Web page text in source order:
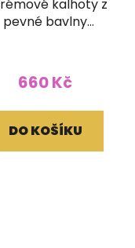
kalhoty z
pevné bavlny
660 Kč
DO KOŠÍKU